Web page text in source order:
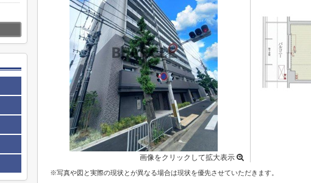
画像をクリックして拡大表示
※写真や図と実際の現状とが異なる場合は現状を優先させていただきます。